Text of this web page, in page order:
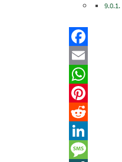
Facebook
Email
WhatsApp
Pinterest
Reddit
LinkedIn